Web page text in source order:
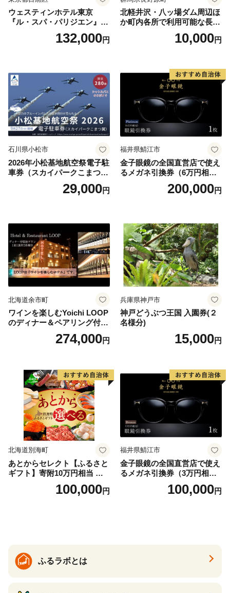
ウェスティンホテル東京
『ル・スパ・パリジエン』選
べるボディセラピー90分/1名
132,000円
北軽井沢・八ッ場ダム周辺ほ
か町内各所で利用可能な長野
原町ふるさと感謝券（3,000
円分）【トラベル 観光 旅行
10,000円
石川県小松市
2026年小松基地航空祭電子駐
車券（スカイパークこまつ
翼） 駐車場 シャトルバスの
りばすぐ 石川県 小松市
29,000円
福井県鯖江市
金子眼鏡の全国直営店で使え
るメガネ引換券（6万円相
当） Platinum200,000円
北海道余市町
ワインを楽しむYoichi LOOP
のディナー＆ペアリング付宿
泊プラン＜デラックスツイン
274,000円
兵庫県神戸市
神戸どうぶつ王国 入園券(２
名様分)
15,000円
北海道別海町
あとからセレクト【ふるさと
ギフト】寄附10万円相当 あ
とから選べる！ ギフト いく
ら ほたて 海鮮 牛肉 別海町
ギフト ふるさと納税 ）
100,000円
福井県鯖江市
金子眼鏡の全国直営店で使え
るメガネ引換券（3万円相
100,000円
ふるラボとは